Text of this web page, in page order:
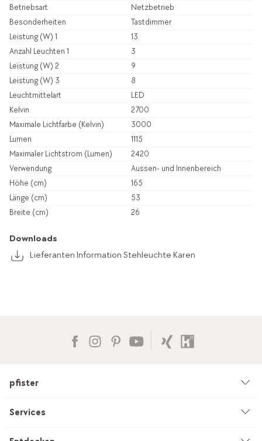
Betriebsart
Netzbetrieb
Besonderheiten
Tastdimmer
Leistung (W) 1
13
Anzahl Leuchten 1
3
Leistung (W) 2
9
Leistung (W) 3
8
Leuchtmittelart
LED
Kelvin
2700
Maximale Lichtfarbe (Kelvin)
3000
Lumen
1115
Maximaler Lichtstrom (Lumen)
2420
Verwendung
Aussen- und Innenbereich
Höhe (cm)
165
Länge (cm)
53
Breite (cm)
26
Downloads
Lieferanten Information Stehleuchte Karen
pfister
Unternehmen
Services
Beratung